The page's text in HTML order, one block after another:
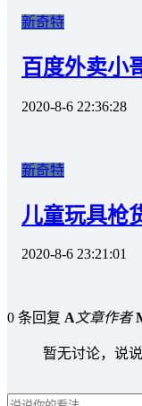
新奇特
百度外卖小
2020-8-6 22:36:28
新奇特
儿童玩具枪
2020-8-6 23:21:01
0 条回复 A文章作者
暂无讨论，说